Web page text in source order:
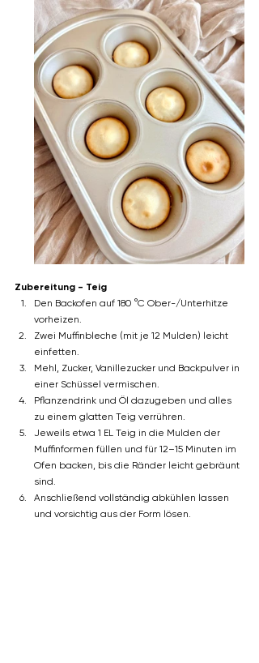
Zubereitung - Teig
Den Backofen auf 180 °C Ober-/Unterhitze
vorheizen.
Zwei Muffinbleche (mit je 12 Mulden) leicht
einfetten.
Mehl, Zucker, Vanillezucker und Backpulver in
einer Schüssel vermischen.
Pflanzendrink und Öl dazugeben und alles
zu einem glatten Teig verrühren.
Jeweils etwa 1 EL Teig in die Mulden der
Muffinformen füllen und für 12–15 Minuten im
Ofen backen, bis die Ränder leicht gebräunt
sind.
Anschließend vollständig abkühlen lassen
und vorsichtig aus der Form lösen.